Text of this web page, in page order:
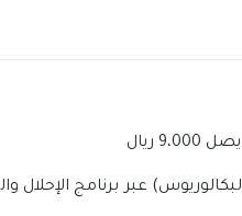
ريال
عبر برنامج